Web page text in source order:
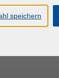
speichern